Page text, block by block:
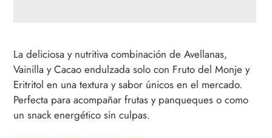
el
producto
a
tu
carrito
La deliciosa y nutritiva combinación de Avellanas,
Vainilla y Cacao endulzada solo con Fruto del Monje y
Eritritol en una textura y sabor únicos en el mercado.
Perfecta para acompañar frutas y panqueques o como
un snack energético sin culpas.